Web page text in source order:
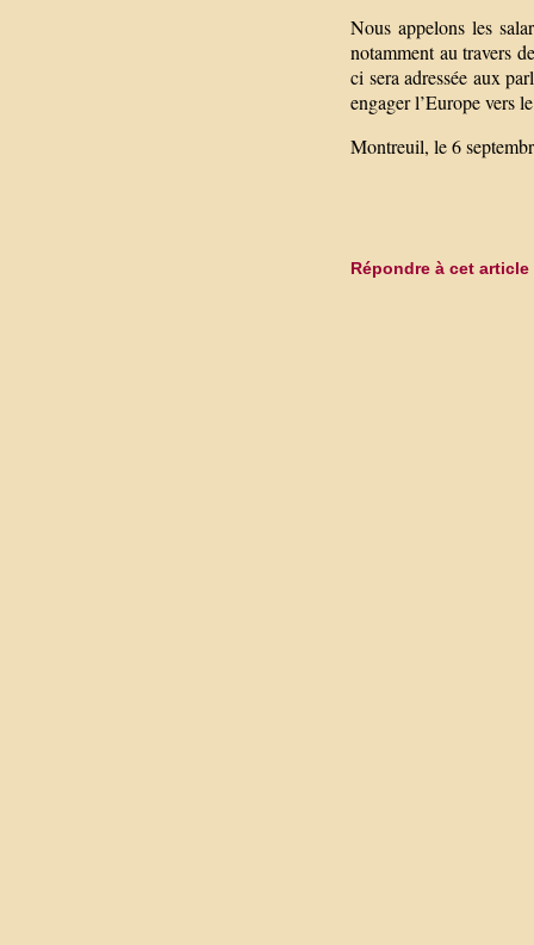
Nous appelons les
notamment au travers
ci sera adressée aux
engager l’Europe vers
Montreuil, le 6
Répondre à cet article